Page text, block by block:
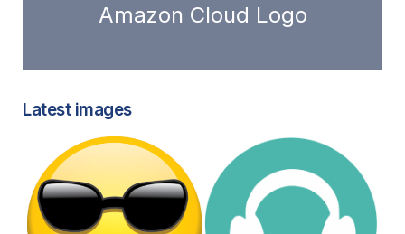
Amazon Cloud Logo
Latest images